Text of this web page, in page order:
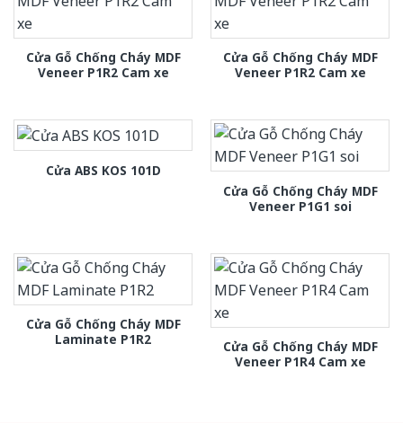
Cửa Gỗ Chống Cháy MDF
Veneer P1R2 Cam xe
Cửa Gỗ Chống Cháy MDF
Veneer P1R2 Cam xe
Cửa ABS KOS 101D
Cửa Gỗ Chống Cháy MDF
Veneer P1G1 soi
Cửa Gỗ Chống Cháy MDF
Laminate P1R2
Cửa Gỗ Chống Cháy MDF
Veneer P1R4 Cam xe